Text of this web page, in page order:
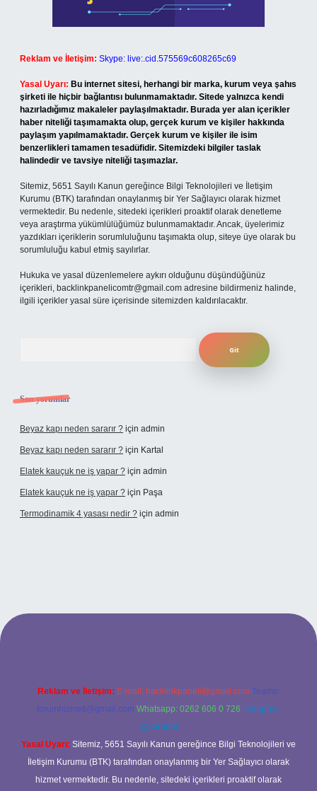
Reklam ve İletişim: Skype: live:.cid.575569c608265c69
Yasal Uyarı: Bu internet sitesi, herhangi bir marka, kurum veya şahıs
şirketi ile hiçbir bağlantısı bulunmamaktadır. Sitede yalnızca kendi
hazırladığımız makaleler paylaşılmaktadır. Burada yer alan içerikler
haber niteliği taşımamakta olup, gerçek kurum ve kişiler hakkında
paylaşım yapılmamaktadır. Gerçek kurum ve kişiler ile isim
benzerlikleri tamamen tesadüfidir. Sitemizdeki bilgiler taslak
halindedir ve tavsiye niteliği taşımazlar.
Sitemiz, 5651 Sayılı Kanun gereğince Bilgi Teknolojileri ve İletişim
Kurumu (BTK) tarafından onaylanmış bir Yer Sağlayıcı olarak hizmet
vermektedir. Bu nedenle, sitedeki içerikleri proaktif olarak denetleme
veya araştırma yükümlülüğümüz bulunmamaktadır. Ancak, üyelerimiz
yazdıkları içeriklerin sorumluluğunu taşımakta olup, siteye üye olarak bu
sorumluluğu kabul etmiş sayılırlar.
Hukuka ve yasal düzenlemelere aykırı olduğunu düşündüğünüz
içerikleri, backlinkpanelicomtr@gmail.com adresine bildirmeniz halinde,
ilgili içerikler yasal süre içerisinde sitemizden kaldırılacaktır.
Son yorumlar
Beyaz kapı neden sararır ? için admin
Beyaz kapı neden sararır ? için Kartal
Elatek kauçuk ne iş yapar ? için admin
Elatek kauçuk ne iş yapar ? için Paşa
Termodinamik 4 yasası nedir ? için admin
mi
Reklam ve İletişim: E-mail: backlinkpaneli@gmail.com Teams:
forumhizmeti@gmail.com Whatsapp: 0262 606 0 726 Telegram:
@karabul
Yasal Uyarı: Sitemiz, 5651 Sayılı Kanun gereğince Bilgi Teknolojileri ve
İletişim Kurumu (BTK) tarafından onaylanmış bir Yer Sağlayıcı olarak
hizmet vermektedir. Bu nedenle, sitedeki içerikleri proaktif olarak